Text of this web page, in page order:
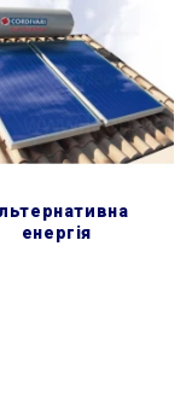
енергія